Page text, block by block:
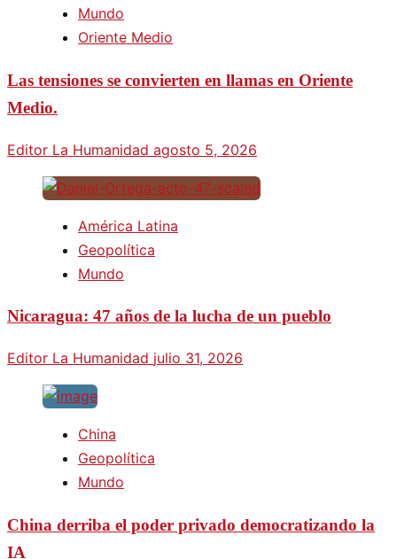
Mundo
Oriente Medio
Las tensiones se convierten en llamas en Oriente
Medio.
Editor La Humanidad agosto 5, 2026
América Latina
Geopolítica
Mundo
Nicaragua: 47 años de la lucha de un pueblo
Editor La Humanidad julio 31, 2026
China
Geopolítica
Mundo
China derriba el poder privado democratizando la
IA